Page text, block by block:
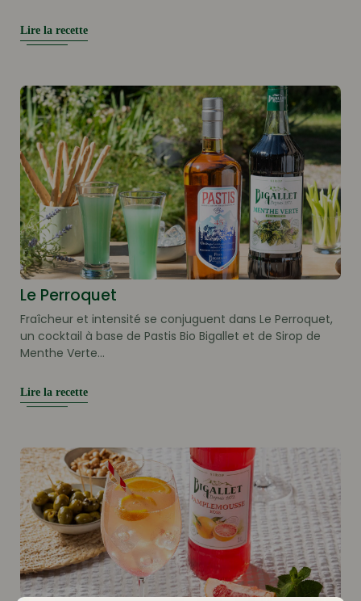
Le Perroquet
Fraîcheur et intensité se conjuguent dans Le Perroquet,
un cocktail à base de Pastis Bio Bigallet et de Sirop de
Menthe Verte...
Lire la recette
Lire la recette